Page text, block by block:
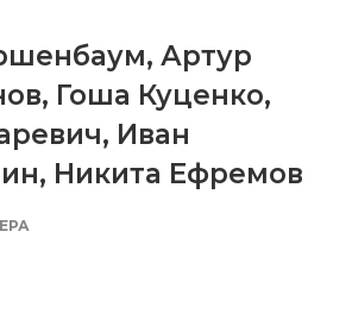
, Артур
, Гоша Куценко,
, Иван
, Никита Ефремов